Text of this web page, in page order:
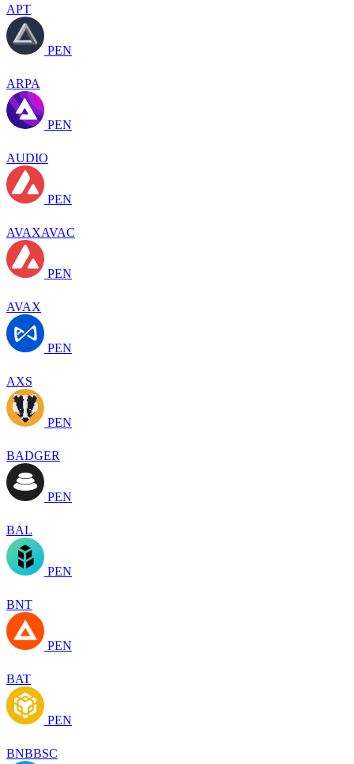
APT
PEN
ARPA
PEN
AUDIO
PEN
AVAXAVAC
PEN
AVAX
PEN
AXS
PEN
BADGER
PEN
BAL
PEN
BNT
PEN
BAT
PEN
BNBBSC